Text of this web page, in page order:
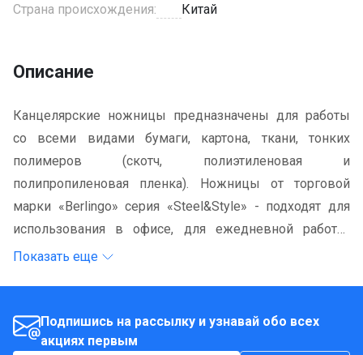
Страна происхождения:
Китай
Описание
Канцелярские ножницы предназначены для работы
со всеми видами бумаги, картона, ткани, тонких
полимеров (скотч, полиэтиленовая и
полипропиленовая пленка). Ножницы от торговой
марки «Berlingo» серия «Steel&Style» - подходят для
использования в офисе, для ежедневной работы.
Ножницы цельнометаллические, полностью из
Показать еще
Подпишись на рассылку и узнавай обо всех
акциях первым